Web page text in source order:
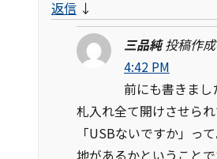
返信 ↓
三品純 投稿作
4:42 PM
前にも書きまし
札入れ全て開けさせら
「USBないですか」っ
地があるかということで